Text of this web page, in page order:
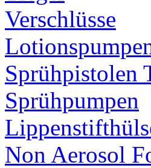
Verschlüsse
Sprühpistolen
Sprühpumpen
Non Aerosol